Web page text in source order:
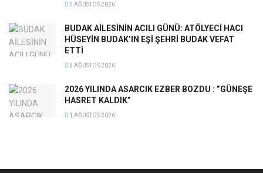
5 AĞUSTOS 2026
BUDAK AİLESİNİN ACILI GÜNÜ: ATÖLYECİ HACI
HÜSEYİN BUDAK’IN EŞİ ŞEHRİ BUDAK VEFAT
ETTİ
3 AĞUSTOS 2026
2026 YILINDA ASARCIK EZBER BOZDU : ”GÜNEŞE
HASRET KALDIK”
1 AĞUSTOS 2026